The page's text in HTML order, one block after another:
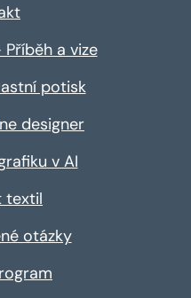
a vize
potisk
designer
v AI
textil
otázky